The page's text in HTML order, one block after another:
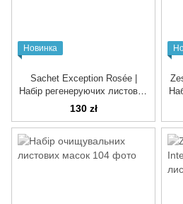
Новинка
Sachet Exception Rosée |
Набір регенеруючих листових
масок
130 zł